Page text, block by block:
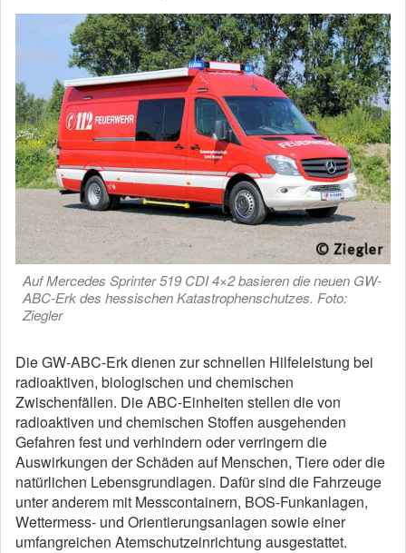
Auf Mercedes Sprinter 519 CDI 4×2 basieren die neuen GW-
ABC-Erk des hessischen Katastrophenschutzes. Foto:
Ziegler
Die GW-ABC-Erk dienen zur schnellen Hilfeleistung bei
radioaktiven, biologischen und chemischen
Zwischenfällen. Die ABC-Einheiten stellen die von
radioaktiven und chemischen Stoffen ausgehenden
Gefahren fest und verhindern oder verringern die
Auswirkungen der Schäden auf Menschen, Tiere oder die
natürlichen Lebensgrundlagen. Dafür sind die Fahrzeuge
unter anderem mit Messcontainern, BOS-Funkanlagen,
Wettermess- und Orientierungsanlagen sowie einer
umfangreichen Atemschutzeinrichtung ausgestattet.